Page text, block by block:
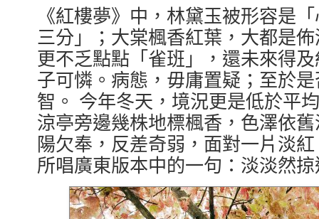
《紅樓夢》中，林黛玉被形容是
三分」；大棠楓香紅葉，大都是
更不乏點點「雀班」，還未來得
子可憐。病態，毋庸置疑；至於
智。 今年冬天，境況更是低於平
涼亭旁邊幾株地標楓香，色澤依
陽欠奉，反差奇弱，面對一片淡
所唱廣東版本中的一句：淡淡然